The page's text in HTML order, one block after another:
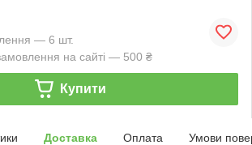
— 6 шт.
на сайті — 500 ₴
Купити
Доставка Оплата Умови